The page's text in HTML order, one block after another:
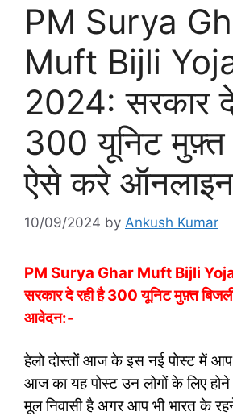
PM Surya
Muft Bijli
2024: सरकार
300 यूनिट मुफ़्त
ऐसे करे
10/09/2024 by Ankush Kumar
PM Surya Ghar Muft Bijli
सरकार दे रही है 300 यूनिट मुफ़्त
आवेदन:-
हेलो दोस्तों आज के इस नई पोस्ट में आप
आज का यह पोस्ट उन लोगों के लिए होने
मूल निवासी है अगर आप भी भारत के